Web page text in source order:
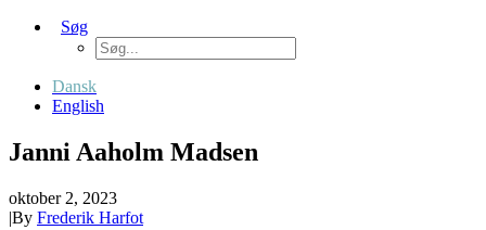
Søg
Dansk
English
Janni Aaholm Madsen
oktober 2, 2023
|By Frederik Harfot